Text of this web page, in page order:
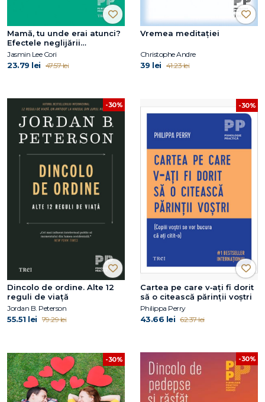
Mamă, tu unde erai atunci?
Efectele neglijării
emoționale
Jasmin Lee Cori
23.79 lei 47.57 lei
Vremea meditației
Christophe Andre
39 lei 41.23 lei
-30%
Dincolo de ordine. Alte 12
reguli de viață
Jordan B. Peterson
55.51 lei 79.29 lei
-30%
Cartea pe care v‑ați fi dorit
să o citească părinții voștri
Philippa Perry
43.66 lei 62.37 lei
-30% -30%